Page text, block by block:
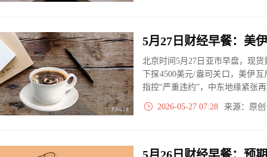
北京时间5月27日亚市早盘，现
下探4500美元/盎司关口，美伊
指控“严重违约”，中东地缘紧张
2026-05-27 07:28 来源：原